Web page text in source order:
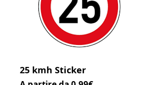
25 kmh Sticker